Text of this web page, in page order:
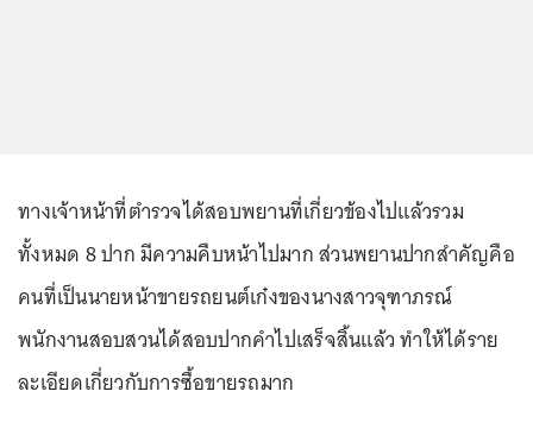
ทางเจ้าหน้าที่ตำรวจได้สอบพยานที่เกี่ยวข้องไปแล้วรวม
ทั้งหมด 8 ปาก มีความคืบหน้าไปมาก ส่วนพยานปากสำคัญคือ
คนที่เป็นนายหน้าขายรถยนต์เก๋งของนางสาวจุฑาภรณ์
พนักงานสอบสวนได้สอบปากคำไปเสร็จสิ้นแล้ว ทำให้ได้ราย
ละเอียดเกี่ยวกับการซื้อขายรถมาก